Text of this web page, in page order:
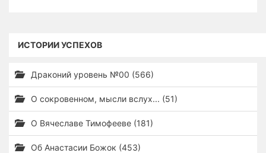
ИСТОРИИ УСПЕХОВ
Драконий уровень №00 (566)
О сокровенном, мысли вслух... (51)
О Вячеславе Тимофееве (181)
Об Анастасии Божок (453)